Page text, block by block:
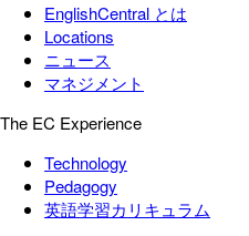
EnglishCentral とは
Locations
ニュース
マネジメント
The EC Experience
Technology
Pedagogy
英語学習カリキュラム